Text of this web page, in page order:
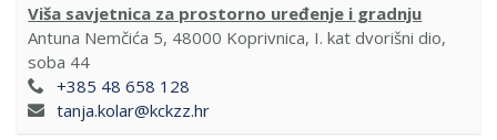
Viša savjetnica za prostorno uređenje i gradnju
Antuna Nemčića 5, 48000 Koprivnica, I. kat dvorišni dio,
soba 44
+385 48 658 128
tanja.kolar@kckzz.hr